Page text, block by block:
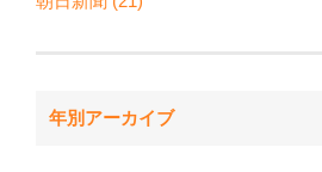
年別アーカイブ